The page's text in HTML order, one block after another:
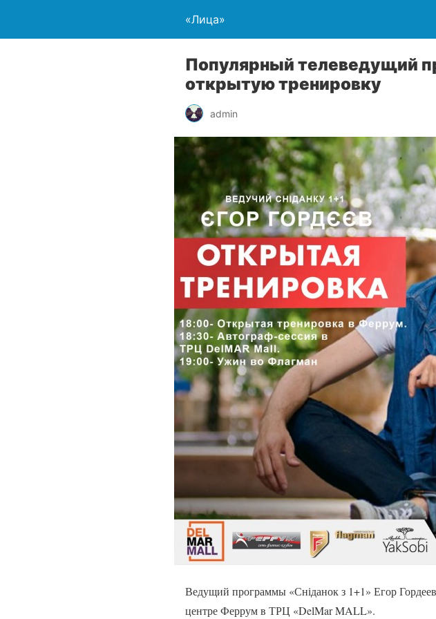
«Лица»
Популярный телеведущий
открытую тренировку
admin
Ведущий программы «Сніданок з 1+1» Егор
центре Феррум в ТРЦ «DelMar MALL».